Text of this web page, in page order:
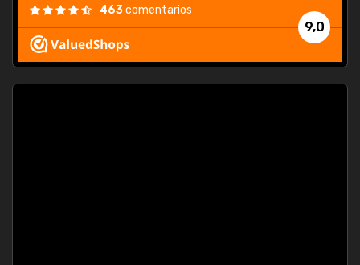
9,0
463comentarios